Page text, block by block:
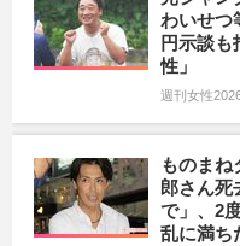
わいせつ
円示談
性」
週刊女性
ものまね
郎さん死
で」、2
乱に満ち